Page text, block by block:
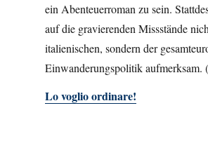
ein Abenteuerroman zu sein.
auf die gravierenden Missstände
italienischen, sondern der
Einwanderungspolitik aufmerksam.
Lo voglio ordinare!